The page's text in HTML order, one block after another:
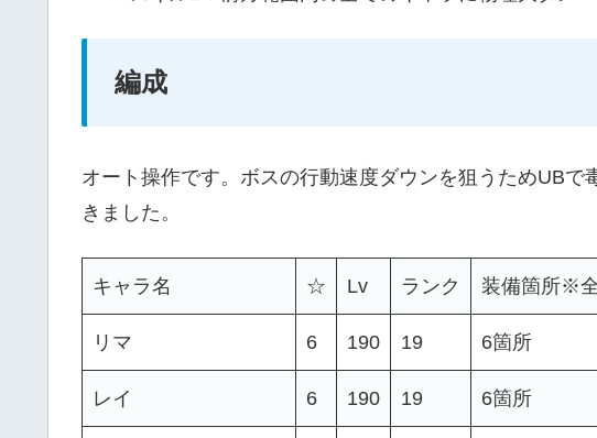
編成
オート操作です。ボスの行動速度ダウンを狙うためUB
きました。
キャラ名 ☆ Lv ランク 装備箇所※
リマ 6 190 19 6箇所
レイ 6 190 19 6箇所